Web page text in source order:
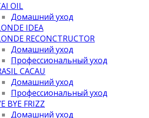
OIL
Домашний уход
IDEA
RECONCTRUCTOR
Домашний уход
Профессиональный уход
CACAU
Домашний уход
Профессиональный уход
BYE FRIZZ
Домашний уход